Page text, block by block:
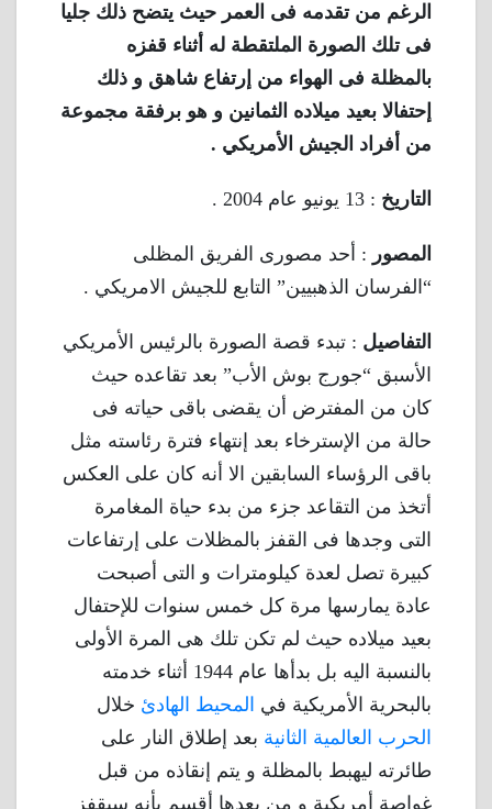
الرغم من تقدمه فى العمر حيث يتضح ذلك جليا
فى تلك الصورة الملتقطة له أثناء قفزه
بالمظلة فى الهواء من إرتفاع شاهق و ذلك
إحتفالا بعيد ميلاده الثمانين و هو برفقة مجموعة
من أفراد الجيش الأمريكي .
التاريخ : 13 يونيو عام 2004 .
المصور : أحد مصورى الفريق المظلى
“الفرسان الذهبيين” التابع للجيش الامريكي .
التفاصيل : تبدء قصة الصورة بالرئيس الأمريكي
الأسبق “جورج بوش الأب” بعد تقاعده حيث
كان من المفترض أن يقضى باقى حياته فى
حالة من الإسترخاء بعد إنتهاء فترة رئاسته مثل
باقى الرؤساء السابقين الا أنه كان على العكس
أتخذ من التقاعد جزء من بدء حياة المغامرة
التى وجدها فى القفز بالمظلات على إرتفاعات
كبيرة تصل لعدة كيلومترات و التى أصبحت
عادة يمارسها مرة كل خمس سنوات للإحتفال
بعيد ميلاده حيث لم تكن تلك هى المرة الأولى
بالنسبة اليه بل بدأها عام 1944 أثناء خدمته
بالبحرية الأمريكية في المحيط الهادئ خلال
الحرب العالمية الثانية بعد إطلاق النار على
طائرته ليهبط بالمظلة و يتم إنقاذه من قبل
غواصة أمريكية و من بعدها أقسم بأنه سيقفز